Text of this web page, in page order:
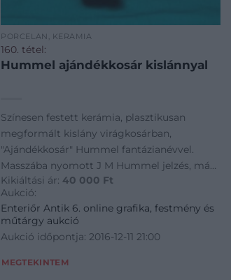
PORCELÁN, KERÁMIA
160. tétel:
Hummel ajándékkosár kislánnyal
Színesen festett kerámia, plasztikusan
megformált kislány virágkosárban,
"Ajándékkosár" Hummel fantázianévvel.
Masszába nyomott J M Hummel jelzés, máz
alatti kék jelzés. Magassága: 13 cm
Szélessége: 13 cm Mélysége: 10 cm
Formaszám: 618 Állapot: Hibátlan
Kikiáltási ár: 40 000 Ft
Aukció:
Enteriőr Antik 6. online grafika, festmény és
műtárgy aukció
Aukció időpontja: 2016-12-11 21:00
MEGTEKINTEM